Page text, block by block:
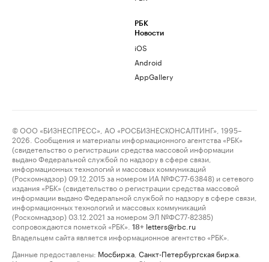
РБК
Новости
iOS
Android
AppGallery
© ООО «БИЗНЕСПРЕСС», АО «РОСБИЗНЕСКОНСАЛТИНГ», 1995–
2026. Сообщения и материалы информационного агентства «РБК»
(свидетельство о регистрации средства массовой информации
выдано Федеральной службой по надзору в сфере связи,
информационных технологий и массовых коммуникаций
(Роскомнадзор) 09.12.2015 за номером ИА №ФС77-63848) и сетевого
издания «РБК» (свидетельство о регистрации средства массовой
информации выдано Федеральной службой по надзору в сфере связи,
информационных технологий и массовых коммуникаций
(Роскомнадзор) 03.12.2021 за номером ЭЛ №ФС77-82385)
сопровождаются пометкой «РБК».
18+ letters@rbc.ru
Владельцем сайта является информационное агентство «РБК».
Данные предоставлены: Мосбиржа Санкт-Петербургская биржа